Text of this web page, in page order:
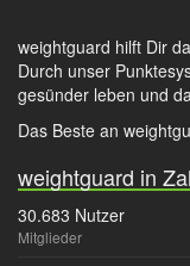
weightguard hilft Dir
Durch unser
gesünder leben und
Das Beste an
weightguard in
30.683 Nutzer
Mitglieder